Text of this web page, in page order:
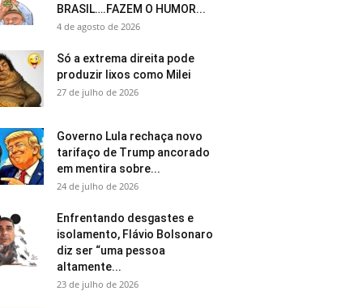
BRASIL….FAZEM O HUMOR...
4 de agosto de 2026
Só a extrema direita pode
produzir lixos como Milei
27 de julho de 2026
Governo Lula rechaça novo
tarifaço de Trump ancorado
em mentira sobre...
24 de julho de 2026
Enfrentando desgastes e
isolamento, Flávio Bolsonaro
diz ser “uma pessoa
altamente...
23 de julho de 2026